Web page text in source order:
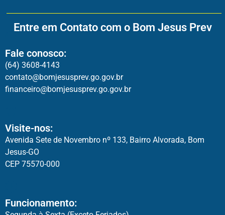
Entre em Contato com o Bom Jesus Prev
Fale conosco:
(64) 3608-4143
contato@bomjesusprev.go.gov.br
financeiro@bomjesusprev.go.gov.br
Visite-nos:
Avenida Sete de Novembro nº 133, Bairro Alvorada, Bom
Jesus-GO
CEP 75570-000
Funcionamento: